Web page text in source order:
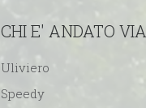
CHI E' ANDATO VIA
Uliviero
Speedy